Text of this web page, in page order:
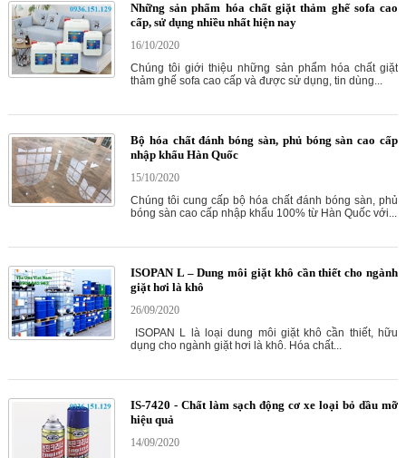
Những sản phẩm hóa chất giặt thảm ghế sofa cao
cấp, sử dụng nhiều nhất hiện nay
16/10/2020
Chúng tôi giới thiệu những sản phẩm hóa chất giặt
thảm ghế sofa cao cấp và được sử dụng, tin dùng...
Bộ hóa chất đánh bóng sàn, phủ bóng sàn cao cấp
nhập khẩu Hàn Quốc
15/10/2020
Chúng tôi cung cấp bộ hóa chất đánh bóng sàn, phủ
bóng sàn cao cấp nhập khẩu 100% từ Hàn Quốc với...
ISOPAN L – Dung môi giặt khô cần thiết cho ngành
giặt hơi là khô
26/09/2020
ISOPAN L là loại dung môi giặt khô cần thiết, hữu
dụng cho ngành giặt hơi là khô. Hóa chất...
IS-7420 - Chất làm sạch động cơ xe loại bỏ dầu mỡ
hiệu quả
14/09/2020